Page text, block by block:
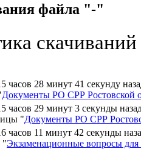
файла "-"
часов 28 минут 41 секунду
Документы РО СРР Ростовской
часов 29 минут 3 секунды
"Документы РО СРР
часов 11 минут 42 секунды
"Экзаменационные вопросы